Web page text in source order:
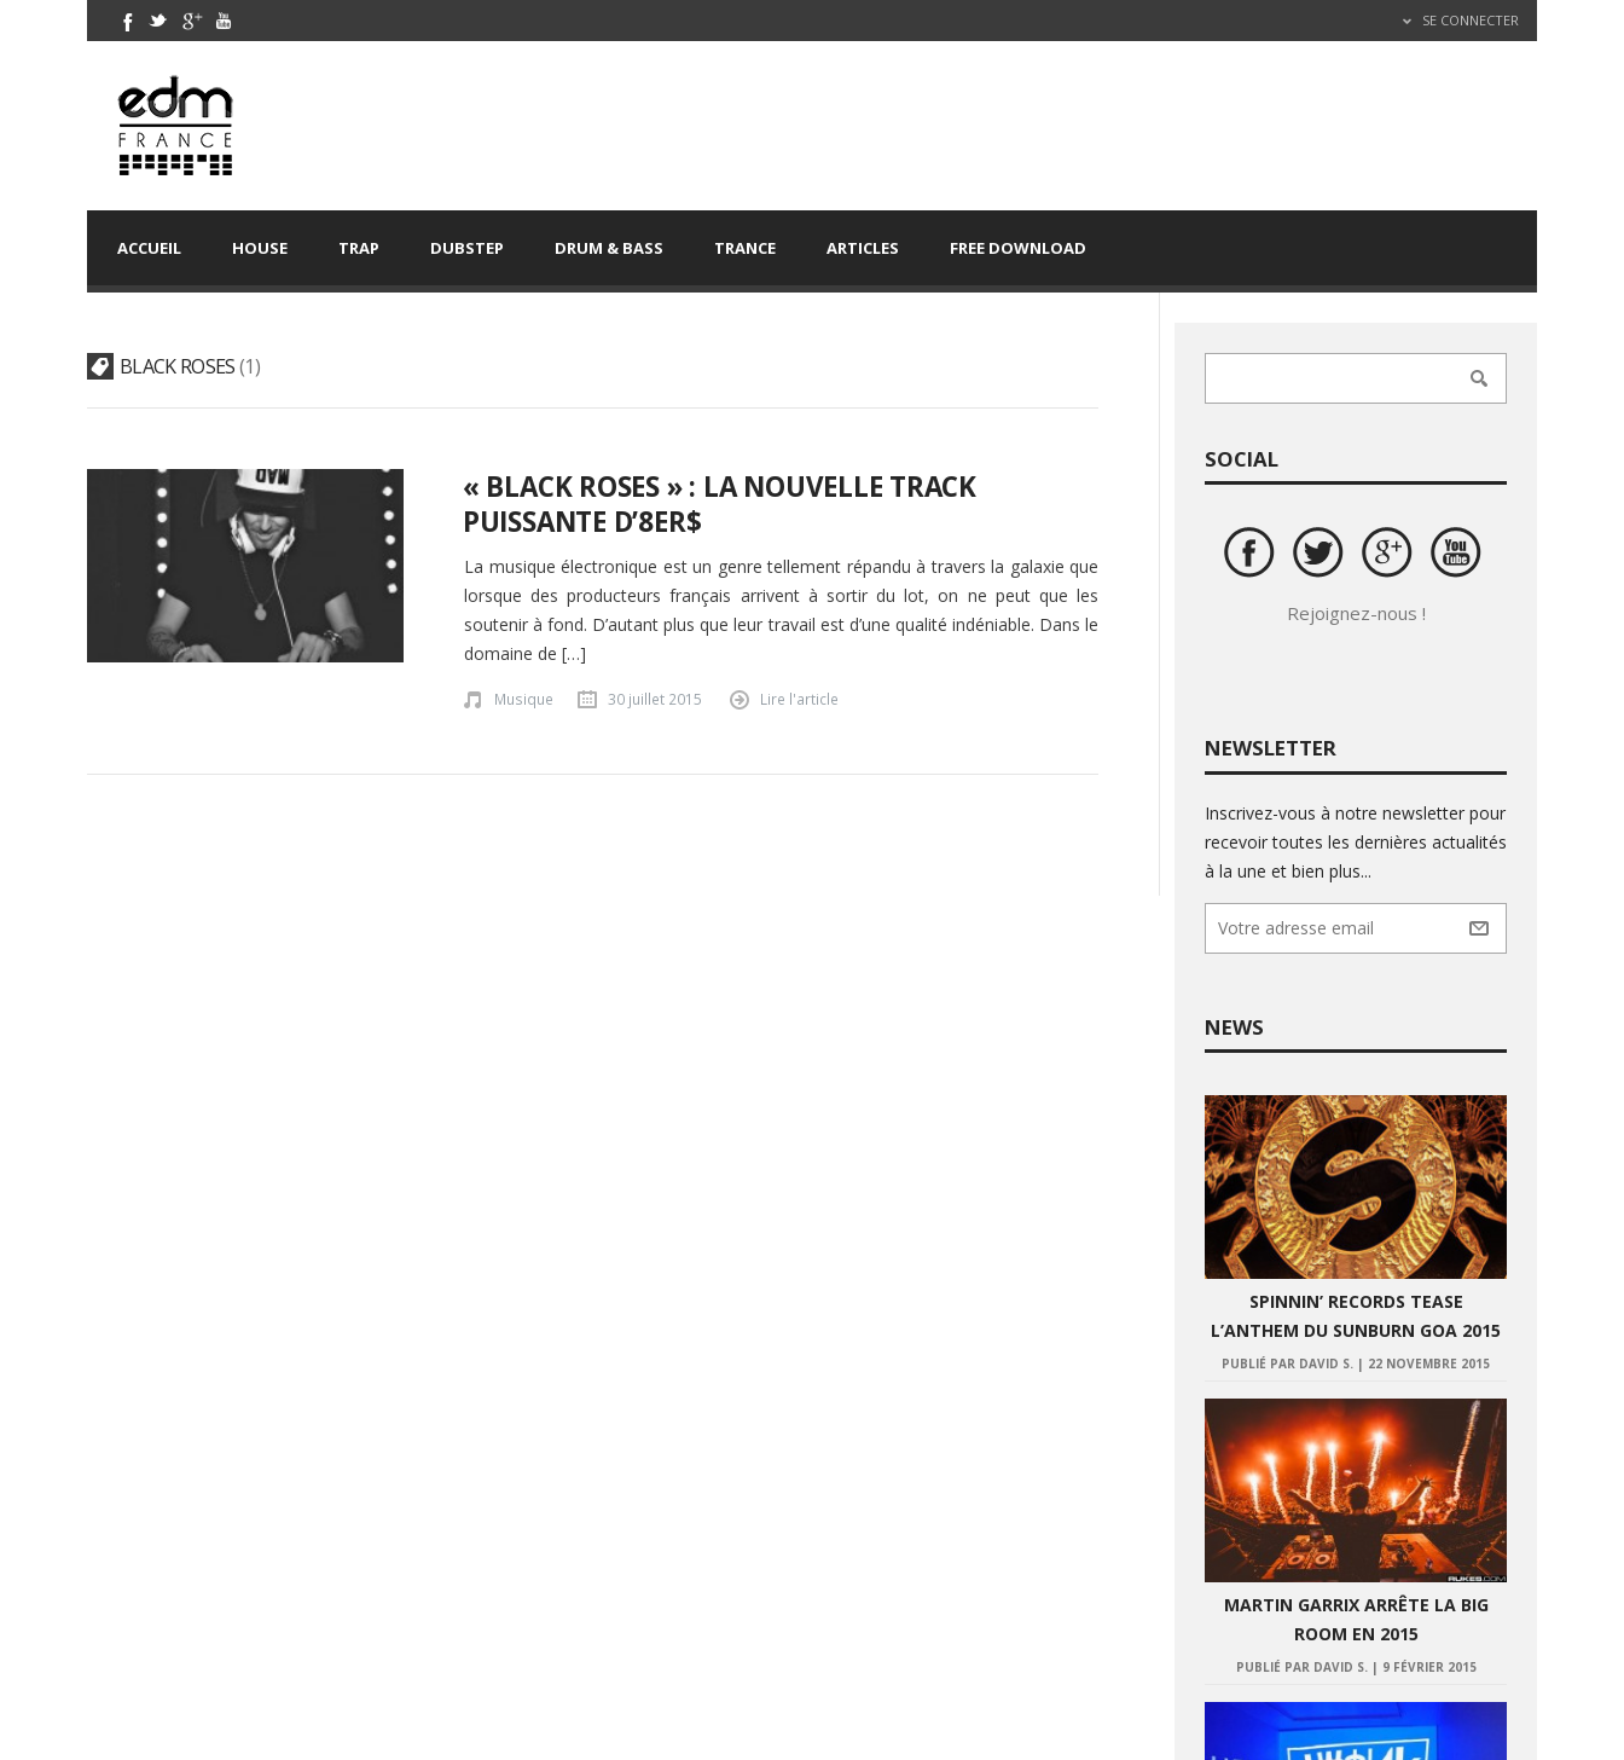
SE CONNECTER
ACCUEIL HOUSE TRAP DUBSTEP DRUM & BASS TRANCE ARTICLES FREE DOWNLOAD
BLACK ROSES 1
« BLACK ROSES » : LA NOUVELLE TRACK
PUISSANTE D’8ER$
La musique électronique est un genre tellement répandu à travers la galaxie que
lorsque des producteurs français arrivent à sortir du lot, on ne peut que les
soutenir à fond. D’autant plus que leur travail est d’une qualité indéniable. Dans le
domaine de […]
Musique 30 juillet 2015 Lire l'article
SOCIAL
Rejoignez-nous !
NEWSLETTER
Inscrivez-vous à notre newsletter pour
recevoir toutes les dernières actualités
à la une et bien plus...
NEWS
SPINNIN’ RECORDS TEASE
L’ANTHEM DU SUNBURN GOA 2015
PUBLIÉ PAR DAVID S. | 22 NOVEMBRE 2015
MARTIN GARRIX ARRÊTE LA BIG
ROOM EN 2015
PUBLIÉ PAR DAVID S.| 9 FÉVRIER 2015